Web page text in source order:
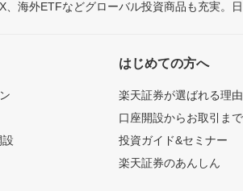
、海外ETFなどグローバル投資商品も充実。
はじめての方へ
楽天証券が選ばれる理由
口座開設からお取引ま
投資ガイド&セミナー
楽天証券のあんしん